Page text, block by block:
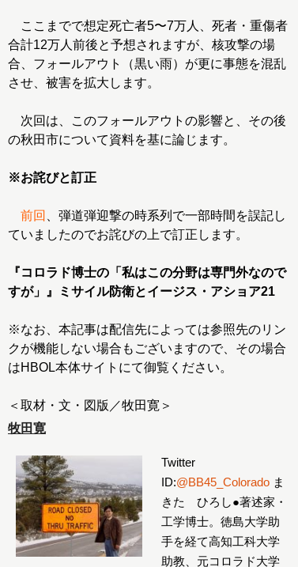
ここまでで想定死亡者5〜7万人、死者・重傷者
合計12万人前後と予想されますが、核攻撃の場
合、フォールアウト（黒い雨）が更に事態を混乱
させ、被害を拡大します。
次回は、このフォールアウトの影響と、その後
の秋田市について資料を基に論じます。
※お詫びと訂正
前回
、弾道弾迎撃の時系列で一部時間を誤記し
ていましたのでお詫びの上で訂正します。
『コロラド博士の「私はこの分野は専門外なので
すが」』ミサイル防衛とイージス・アショア21
※なお、本記事は配信先によっては参照先のリン
クが機能しない場合もございますので、その場合
はHBOL本体サイトにて御覧ください。
＜取材・文・図版／牧田寛＞
牧田寛
Twitter
ID:@BB45_Colorado ま
きた ひろし●著述家・
工学博士。徳島大学助
手を経て高知工科大学
助教、元コロラド大学